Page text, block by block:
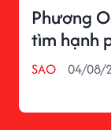
Phương
tìm hạnh
SAO 04/08/